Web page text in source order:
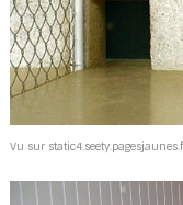
Vu sur